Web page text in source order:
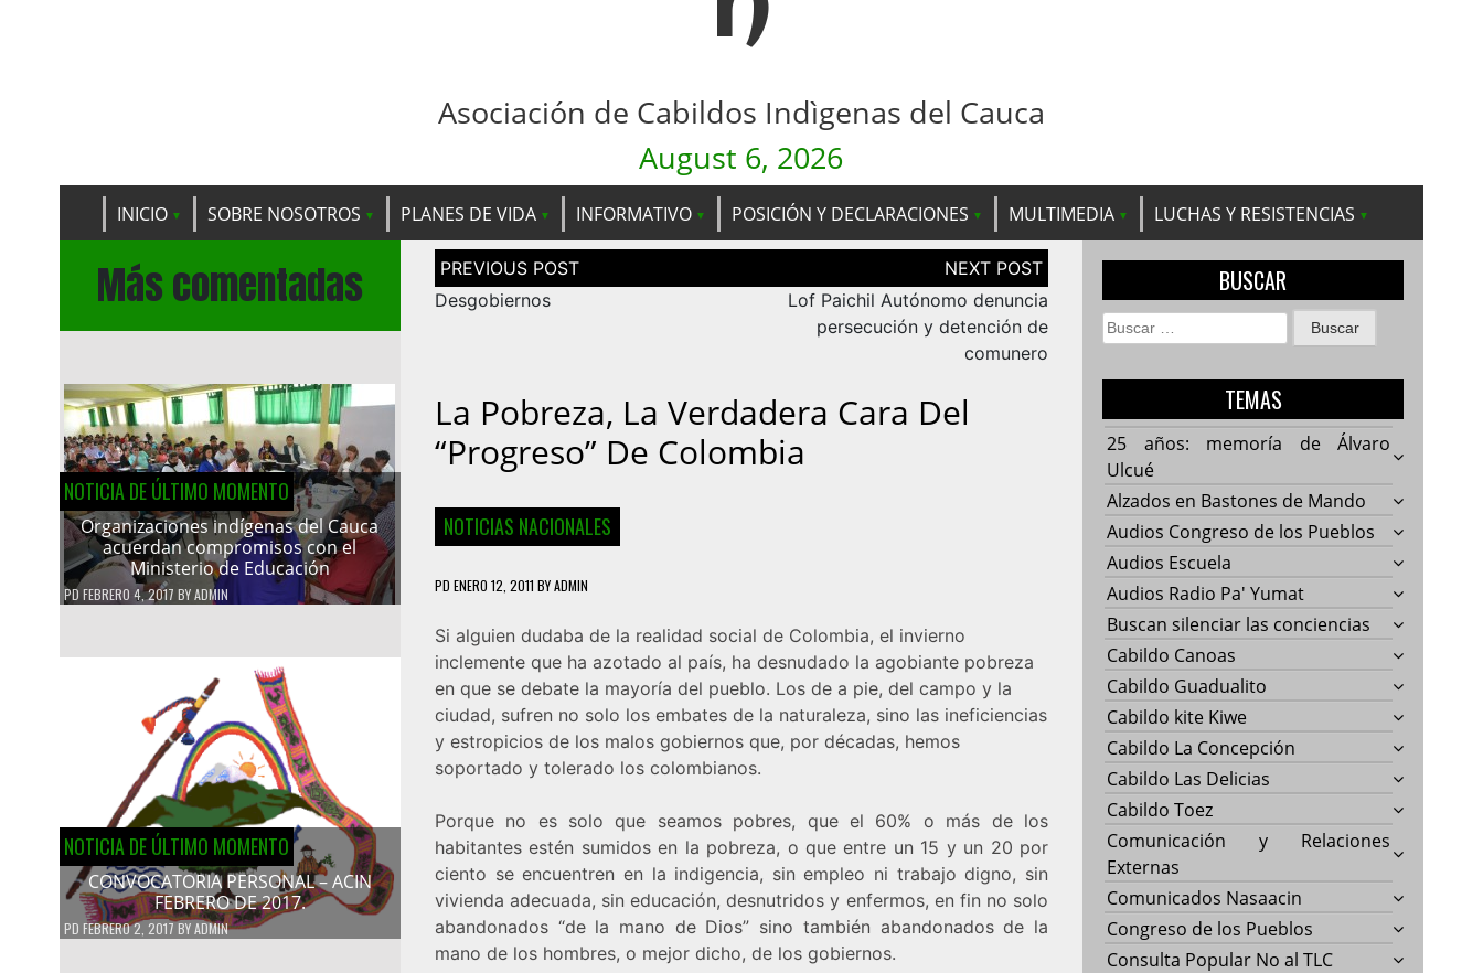
Asociación de Cabildos Indìgenas del Cauca
August 6, 2026
INICIO SOBRE NOSOTROS PLANES DE VIDA INFORMATIVO POSICIÓN Y DECLARACIONES MULTIMEDIA LUCHAS Y RESISTENCIAS
Más comentadas
NOTICIA DE ÚLTIMO MOMENTO
Organizaciones indígenas del Cauca
acuerdan compromisos con el
Ministerio de Educación
PD FEBRERO 4, 2017 BYADMIN
NOTICIA DE ÚLTIMO MOMENTO
CONVOCATORIA PERSONAL – ACIN
FEBRERO DE 2017.
PD FEBRERO 2, 2017BYADMIN
Navegación
de
entradas
Desgobiernos
Lof Paichil Autónomo denuncia
persecución y detención de
comunero
La Pobreza, La Verdadera Cara Del
“progreso” De Colombia
NOTICIAS NACIONALES
PD ENERO 12, 2011 BYADMIN
Si alguien dudaba de la realidad social de Colombia, el invierno
inclemente que ha azotado al país, ha desnudado la agobiante pobreza
en que se debate la mayoría del pueblo. Los de a pie, del campo y la
ciudad, sufren no solo los embates de la naturaleza, sino las ineficiencias
y estropicios de los malos gobiernos que, por décadas, hemos
soportado y tolerado los colombianos.
Porque no es solo que seamos pobres, que el 60% o más de los
habitantes estén sumidos en la pobreza, o que entre un 15 y un 20 por
ciento se encuentren en la indigencia, sin empleo ni trabajo digno, sin
vivienda adecuada, sin educación, desnutridos y enfermos, en fin no solo
abandonados “de la mano de Dios” sino también abandonados de la
mano de los hombres, o mejor dicho, de los gobiernos.
BUSCAR
Buscar:
TEMAS
25 años: memoría de Álvaro
Ulcué
Alzados en Bastones de Mando
Audios Congreso de los Pueblos
Audios Escuela
Audios Radio Pa' Yumat
Buscan silenciar las conciencias
Cabildo Canoas
Cabildo Guadualito
Cabildo kite Kiwe
Cabildo La Concepción
Cabildo Las Delicias
Cabildo Toez
Comunicación y Relaciones
Externas
Comunicados Nasaacin
Congreso de los Pueblos
Consulta Popular No al TLC